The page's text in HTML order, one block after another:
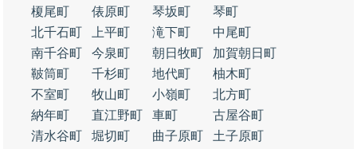
榎尾町
俵原町 琴坂町
琴町
北千石町
上平町 滝下町
中尾町
南千谷町
今泉町 朝日牧町
加賀朝日町
鞁筒町
千杉町 地代町
柚木町
不室町
牧山町 小嶺町
北方町
納年町
直江野町 車町
古屋谷町
清水谷町
堀切町 曲子原町
土子原町